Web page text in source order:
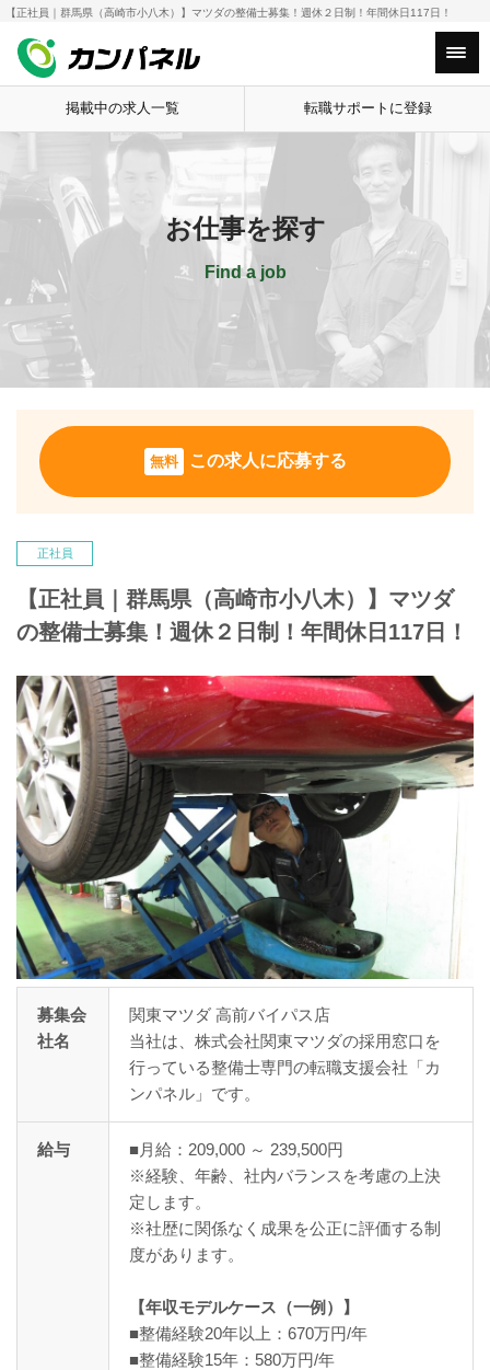
【正社員｜群馬県（高崎市小八木）】マツダの整備士募集！週休２日制！年間休日117日！
掲載中の求人一覧 転職サポートに登録
HOME お仕事を探す 【正社員｜群馬
お仕事を探す
Find a job
無料 この求人に応募する
正社員
【正社員｜群馬県（高崎市小八木）】マツダ
の整備士募集！週休２日制！年間休日117日！
募集会
社名
関東マツダ 高前バイパス店
当社は、株式会社関東マツダの採用窓口を
行っている整備士専門の転職支援会社「カ
ンパネル」です。
給与
■月給：209,000 ～ 239,500円
※経験、年齢、社内バランスを考慮の上決
定します。
※社歴に関係なく成果を公正に評価する制
度があります。
【年収モデルケース（一例）】
■整備経験20年以上：670万円/年
■整備経験15年：580万円/年